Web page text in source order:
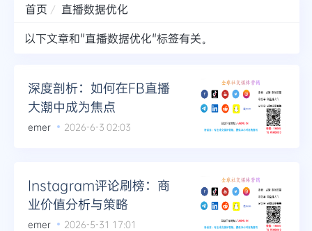
Telegram
更多
首页
直播数据优化
以下文章和"直播数据优化"标签有关。
深度剖析：如何在FB直播
大潮中成为焦点
emer 2026-6-3 02:03
Instagram评论刷榜：商
业价值分析与策略
emer 2026-5-31 17:01